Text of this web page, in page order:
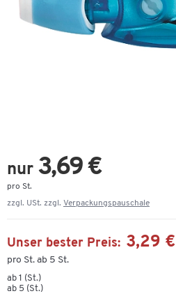
nur 3,69 €
pro St.
zzgl. USt. zzgl. Verpackungspauschale
Unser bester Preis: 3,29 €
pro St. ab 5 St.
ab 1 (St.)
ab 5 (St.)